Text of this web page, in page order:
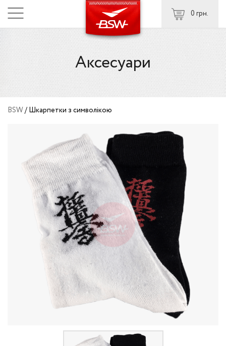
0 грн.
Аксесуари
BSW/ Шкарпетки з символікою